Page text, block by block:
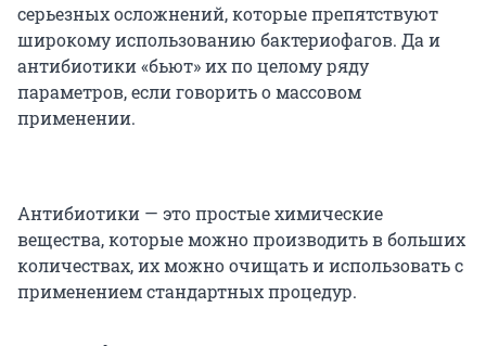
серьезных осложнений, которые препятствуют
широкому использованию бактериофагов. Да и
антибиотики «бьют» их по целому ряду
параметров, если говорить о массовом
применении.
Антибиотики — это простые химические
вещества, которые можно производить в больших
количествах, их можно очищать и использовать с
применением стандартных процедур.